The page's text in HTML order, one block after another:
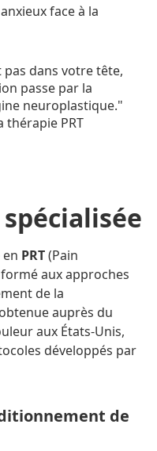
face à la
dans votre tête,
passe par la
neuroplastique."
thérapie PRT
PRT(Pain
aux approches
de la
auprès du
aux États-Unis,
développés par
de